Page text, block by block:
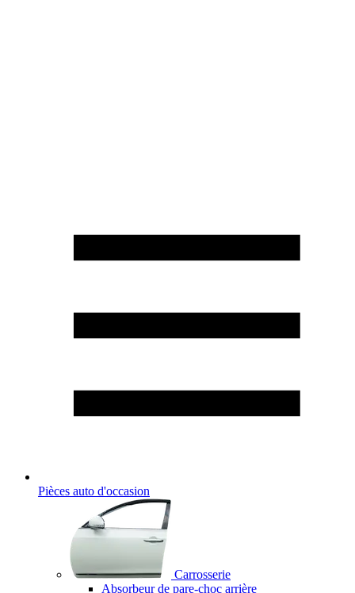
Pièces auto d'occasion
Carrosserie
Absorbeur de pare-choc arrière